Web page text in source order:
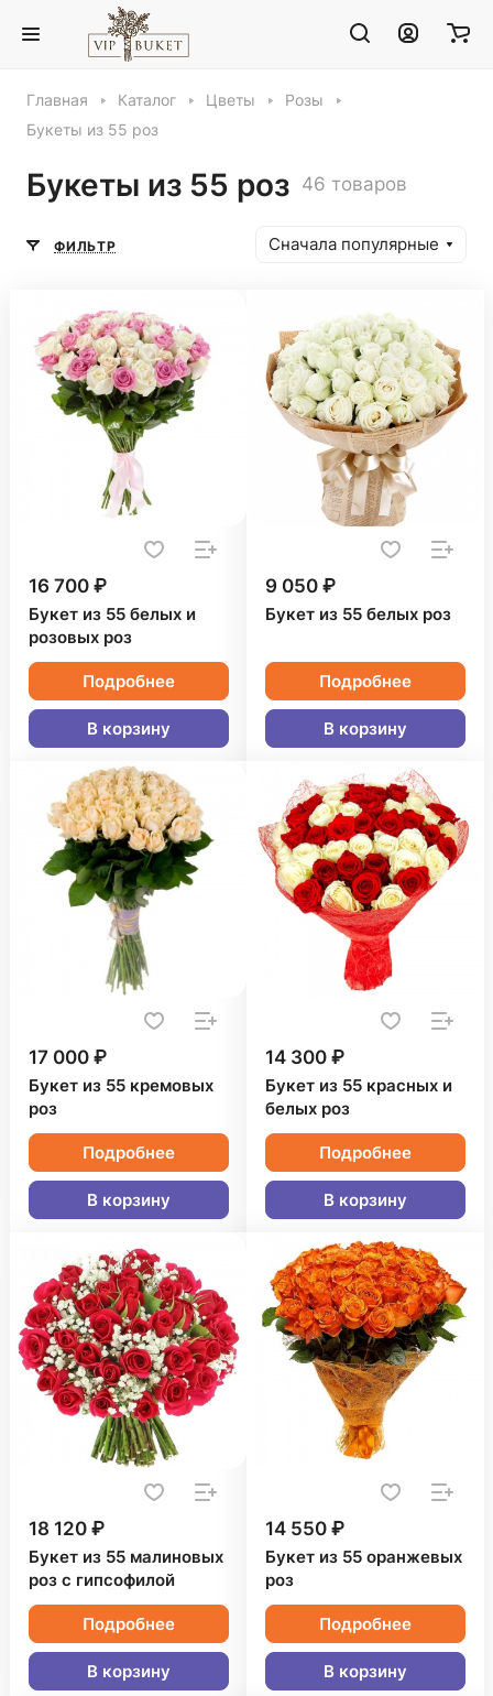
Главная Каталог Цветы
Розы
Букеты из 55 роз
Букеты из 55 роз 46 товаров
ФИЛЬТР Сначала популярные
16 700 ₽
Букет из 55 белых и
розовых роз
Подробнее
В корзину
9 050 ₽
Букет из 55 белых роз
Подробнее
В корзину
17 000 ₽
Букет из 55 кремовых
роз
Подробнее
В корзину
14 300 ₽
Букет из 55 красных и
белых роз
Подробнее
В корзину
18 120 ₽
Букет из 55 малиновых
роз с гипсофилой
Подробнее
В корзину
14 550 ₽
Букет из 55 оранжевых
роз
Подробнее
В корзину